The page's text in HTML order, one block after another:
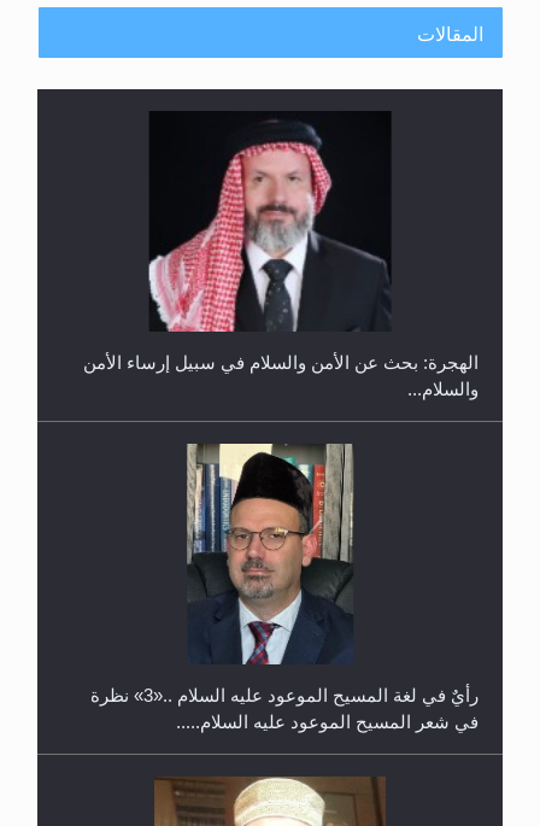
إتمام حفظ القرآن الكريم لثلاثة طلاب من مدرسة الحفظ
حفل توزيع الشهادات في الجامعة الأحمدية بنيجيريا لعام
المقالات
الهجرة: بحث عن الأمن والسلام في سبيل إرساء الأمن
والسلام...
رأيٌ في لغة المسيح الموعود عليه السلام ..«3» نظرة
في شعر المسيح الموعود عليه السلام.....